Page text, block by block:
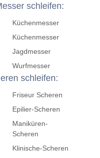
schleifen:
Küchenmesser
Küchenmesser
Jagdmesser
Wurfmesser
schleifen:
Friseur Scheren
Epilier-Scheren
Maniküren-
Scheren
Klinische-Scheren